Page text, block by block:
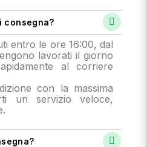
consegna?
entro le ore 16:00, dal
lavorati il giorno
al corriere
con la massima
un servizio veloce,